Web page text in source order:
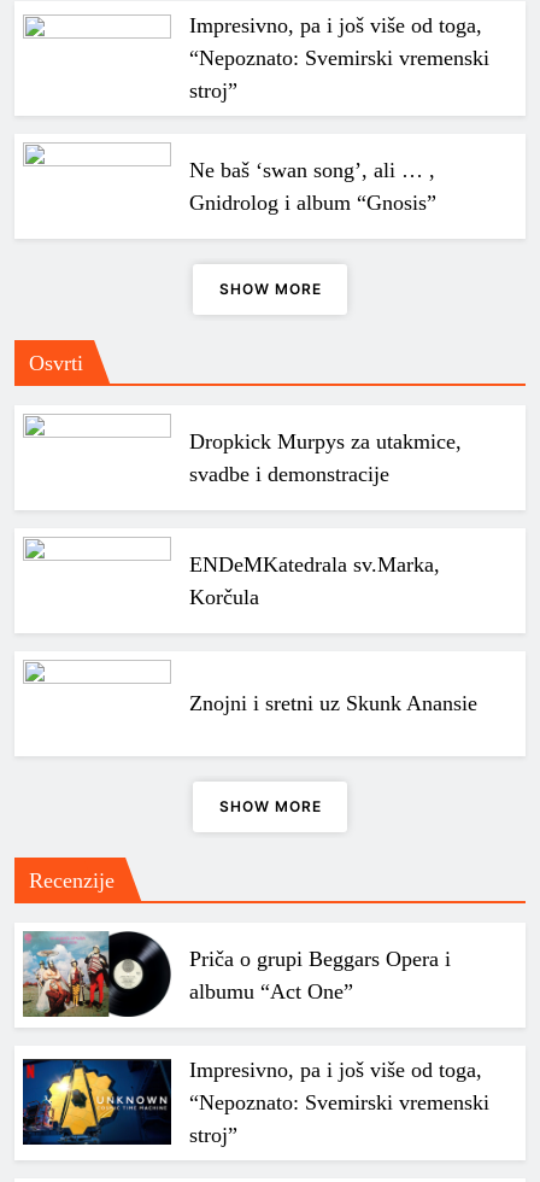
Impresivno, pa i još više od toga,
“Nepoznato: Svemirski vremenski
stroj”
Ne baš ‘swan song’, ali … ,
Gnidrolog i album “Gnosis”
SHOW MORE
Osvrti
Dropkick Murpys za utakmice,
svadbe i demonstracije
ENDeMKatedrala sv.Marka,
Korčula
Znojni i sretni uz Skunk Anansie
SHOW MORE
Recenzije
Priča o grupi Beggars Opera i
albumu “Act One”
Impresivno, pa i još više od toga,
“Nepoznato: Svemirski vremenski
stroj”